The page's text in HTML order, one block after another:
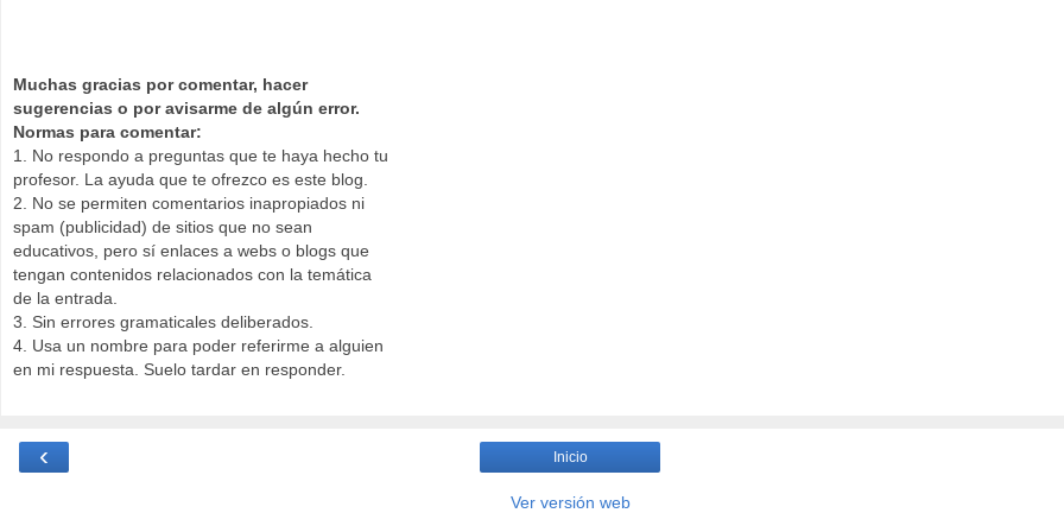
Muchas gracias por comentar, hacer
sugerencias o por avisarme de algún error.
Normas para comentar:
1. No respondo a preguntas que te haya hecho tu
profesor. La ayuda que te ofrezco es este blog.
2. No se permiten comentarios inapropiados ni
spam (publicidad) de sitios que no sean
educativos, pero sí enlaces a webs o blogs que
tengan contenidos relacionados con la temática
de la entrada.
3. Sin errores gramaticales deliberados.
4. Usa un nombre para poder referirme a alguien
en mi respuesta. Suelo tardar en responder.
‹ Inicio
Ver versión web